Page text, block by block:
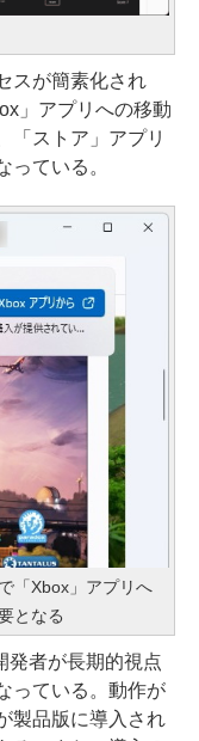
スが簡素化され
」アプリへの移動
「ストア」アプリ
ている。
「Xbox」アプリへ
となる
者が長期的視点
っている。動作が
製品版に導入され